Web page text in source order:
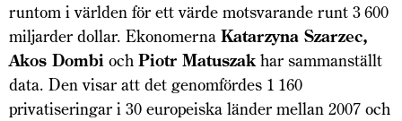
runtom i världen för ett värde motsvarande runt 3 600
miljarder dollar. Ekonomerna Katarzyna Szarzec,
Akos Dombi och Piotr Matuszakhar sammanställt
data. Den visar att det genomfördes 1 160
privatiseringar i 30 europeiska länder mellan 2007 och